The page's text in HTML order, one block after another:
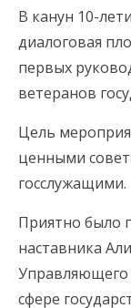
В канун 10-
диалоговая
первых
ветеранов
Цель
ценными
госслужащими.
Приятно было
наставника
Управляющего
сфере